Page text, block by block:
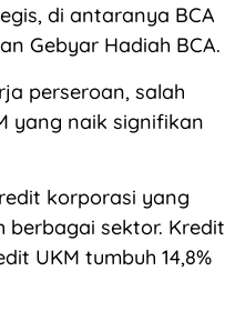
di antaranya BCA
Gebyar Hadiah BCA.
perseroan, salah
yang naik signifikan
korporasi yang
berbagai sektor. Kredit
UKM tumbuh 14,8%